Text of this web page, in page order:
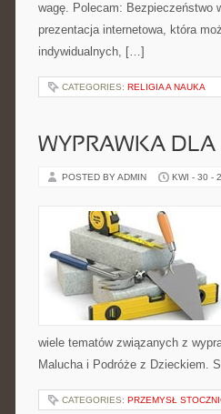
wagę. Polecam: Bezpieczeństwo
prezentacja internetowa, która
indywidualnych, […]
CATEGORIES: RELIGIA A NAUKA
WYPRAWKA
POSTED BY ADMIN KWI - 30 -
wiele tematów związanych z
Malucha i Podróże z Dzieckiem.
CATEGORIES: PRZEMYSŁ